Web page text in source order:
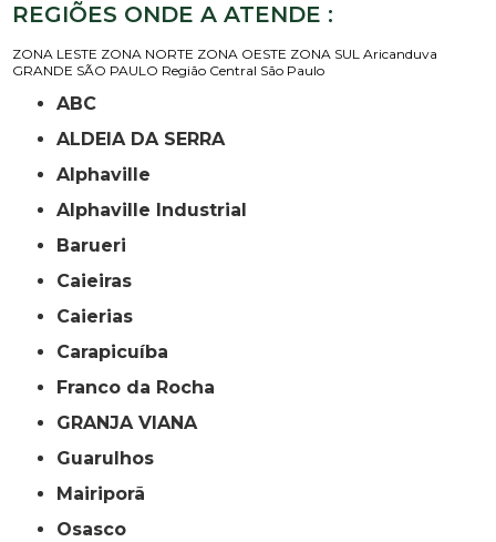
REGIÕES ONDE A ATENDE :
ZONA LESTE ZONA NORTE ZONA OESTE ZONA SUL Aricanduva
GRANDE SÃO PAULO Região Central São Paulo
ABC
ALDEIA DA SERRA
Alphaville
Alphaville Industrial
Barueri
Caieiras
Caierias
Carapicuíba
Franco da Rocha
GRANJA VIANA
Guarulhos
Mairiporã
Osasco